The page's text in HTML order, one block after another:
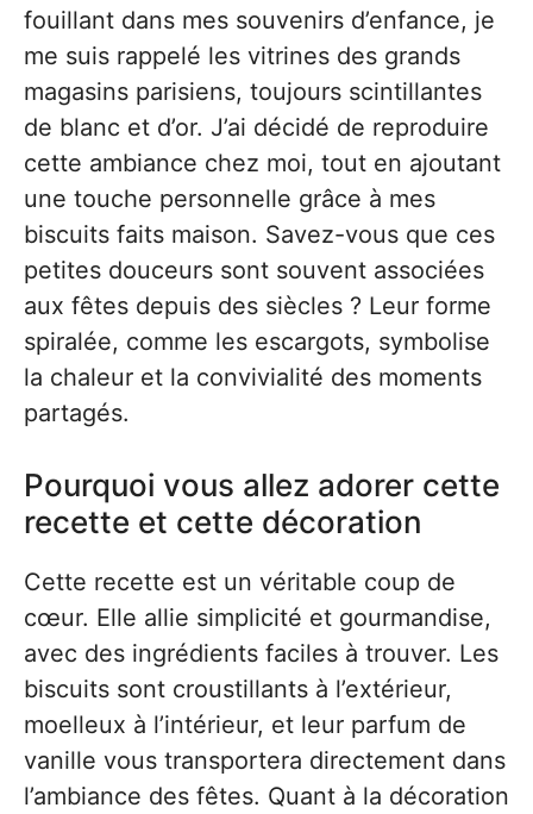
fouillant dans mes souvenirs d’enfance, je
me suis rappelé les vitrines des grands
magasins parisiens, toujours scintillantes
de blanc et d’or. J’ai décidé de reproduire
cette ambiance chez moi, tout en ajoutant
une touche personnelle grâce à mes
biscuits faits maison. Savez-vous que ces
petites douceurs sont souvent associées
aux fêtes depuis des siècles ? Leur forme
spiralée, comme les escargots, symbolise
la chaleur et la convivialité des moments
partagés.
Pourquoi vous allez adorer cette
recette et cette décoration
Cette recette est un véritable coup de
cœur. Elle allie simplicité et gourmandise,
avec des ingrédients faciles à trouver. Les
biscuits sont croustillants à l’extérieur,
moelleux à l’intérieur, et leur parfum de
vanille vous transportera directement dans
l’ambiance des fêtes. Quant à la décoration